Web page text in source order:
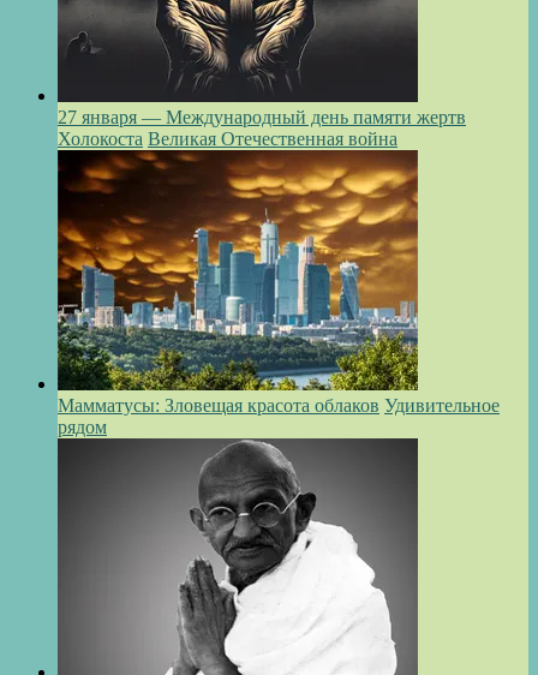
27 января — Международный день памяти жертв
Холокоста Великая Отечественная война
Мамматусы: Зловещая красота облаков Удивительное
рядом